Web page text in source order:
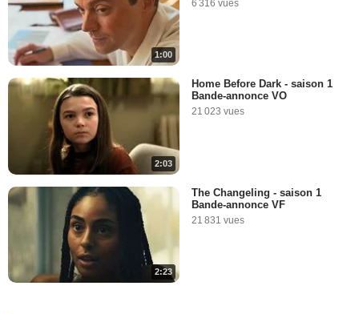
1:00
6 316 vues
2:03
Home Before Dark - saison 1
Bande-annonce VO
21 023 vues
2:23
The Changeling - saison 1
Bande-annonce VF
21 831 vues